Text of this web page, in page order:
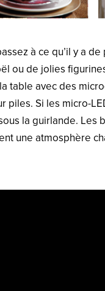
à ce qu’il y a
ou de jolies
table avec des
piles. Si les micro-
la guirlande. Les
une atmosphère